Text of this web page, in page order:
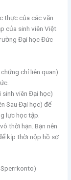
thực của các văn
của sinh viên Việt
Đại học Đức
chỉ liên quan)
viên Đại học)
Sau Đại học) để
lực học tập.
thời hạn. Bạn nên
kịp thời nộp hồ sơ
Sperrkonto)